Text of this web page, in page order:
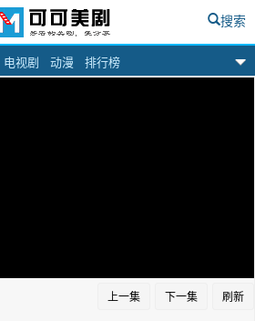
可可美剧网
电视剧 动漫 排行榜
搜索
上一集 下一集 刷新